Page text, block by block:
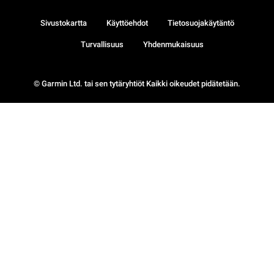
© Garmin Ltd. tai sen tytäryhtiöt Kaikki oikeudet pidätetään.
Sivustokartta Käyttöehdot Tietosuojakäytäntö
Turvallisuus Yhdenmukaisuus